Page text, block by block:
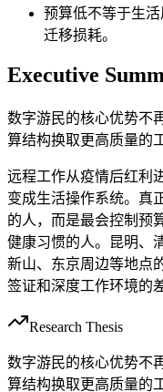
预算低不等于生
迁移损耗。
Executive
数字游民的核心优势不
算结构换取更高质量的
远程工作从疫情后红利
变成生活操作系统。真
的人，而是最会控制预
健康习惯的人。昆明、
新山、东京周边等地点
签证和深度工作环境的
Research Thesis
数字游民的核心优势不
算结构换取更高质量的